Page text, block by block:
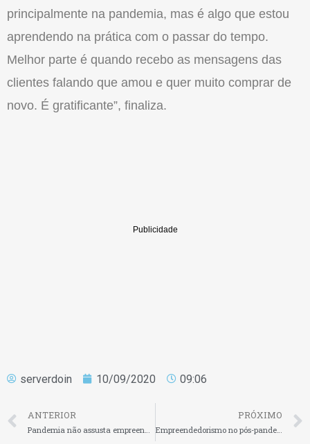
principalmente na pandemia, mas é algo que estou
aprendendo na prática com o passar do tempo.
Melhor parte é quando recebo as mensagens das
clientes falando que amou e quer muito comprar de
novo. É gratificante”, finaliza.
serverdoin 10/09/2020 09:06
ANTERIOR PRÓXIMO
Empreendedorismo no pós-pandemia: 6 dicas para empreender alinhando seus propósitos aos negócios